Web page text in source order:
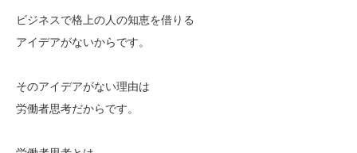
ビジネスで格上の人の知恵を借りる
アイデアがないからです。
そのアイデアがない理由は
労働者思考だからです。